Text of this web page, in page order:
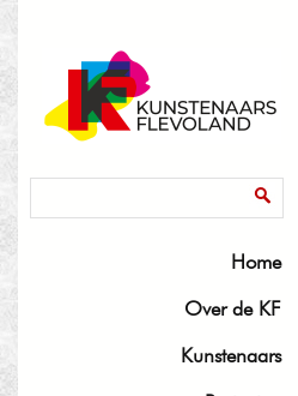
Home
Over de KF
Kunstenaars